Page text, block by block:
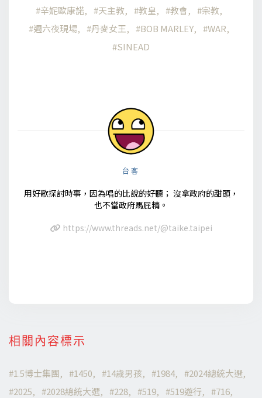
辛妮歐康諾 天主教 教皇 教會
宗教
週六夜現場
丹麥女王 BOB MARLEY
WAR
SINEAD
台客
用好歌探討時事，因為唱的比說的好聽； 沒拿政府的甜頭，
也不當政府馬屁精。
https://www.threads.net/@taike.taipei
相關內容標示
1.5博士集團 1450 14歲男孩 1984
2024總統大選
2025
2028總統大選 228 519 519遊行
716